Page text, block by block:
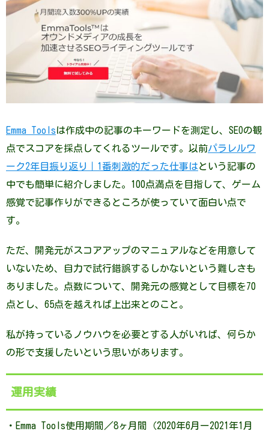
Emma Toolsは作成中の記事のキーワードを測定し、SEOの観
点でスコアを採点してくれるツールです。以前パラレルワ
ーク2年目振り返り｜1番刺激的だった仕事はという記事の
中でも簡単に紹介しました。100点満点を目指して、ゲーム
感覚で記事作りができるところが使っていて面白い点で
す。
ただ、開発元がスコアアップのマニュアルなどを用意して
いないため、自力で試行錯誤するしかないという難しさも
ありました。点数について、開発元の感覚として目標を70
点とし、65点を越えれば上出来とのこと。
私が持っているノウハウを必要とする人がいれば、何らか
の形で支援したいという思いがあります。
運用実績
・Emma Tools使用期間／8ヶ月間（2020年6月ー2021年1月